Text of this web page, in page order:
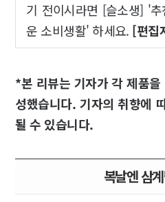
기 전이시라면 [슬소생] '
운 소비생활' 하세요. [편집
*본 리뷰는 기자가 각 제품
성했습니다. 기자의 취향에
될 수 있습니다.
복날엔 삼